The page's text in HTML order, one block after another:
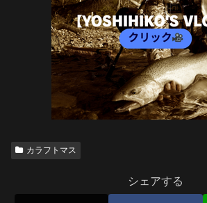
カラフトマス
シェアする